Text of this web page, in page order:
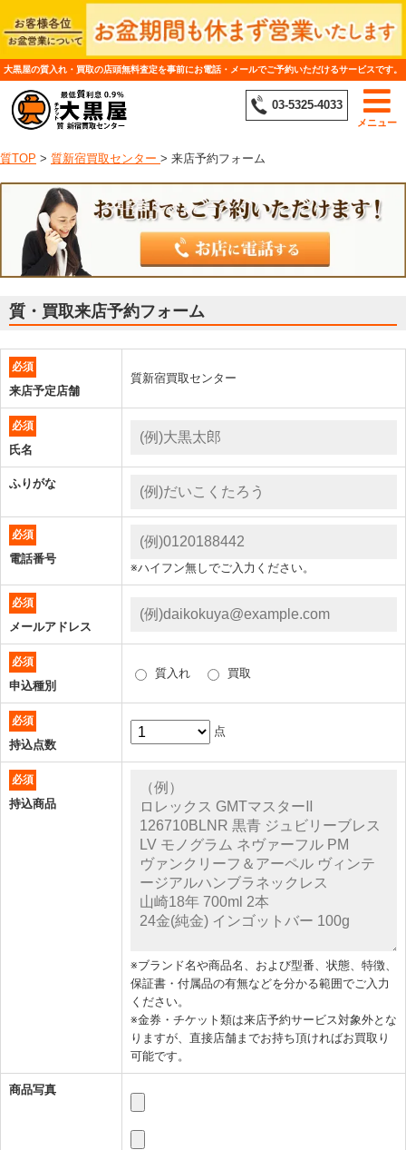
大黒屋の質入れ・買取の店頭無料査定を事前にお電話・メールでご予約いただけるサービスです。
メニュー
03-5325-4033
質TOP > 質新宿買取センター > 来店予約フォーム
質・買取来店予約フォーム
必須
来店予定店舗
質新宿買取センター
必須
氏名
ふりがな
必須
電話番号
※ハイフン無しでご入力ください。
必須
メールアドレス
必須
申込種別
質入れ 買取
必須
持込点数
点
必須
持込商品
※ブランド名や商品名、および型番、状態、特徴、
保証書・付属品の有無などを分かる範囲でご入力
ください。
※金券・チケット類は来店予約サービス対象外とな
りますが、直接店舗までお持ち頂ければお買取り
可能です。
商品写真